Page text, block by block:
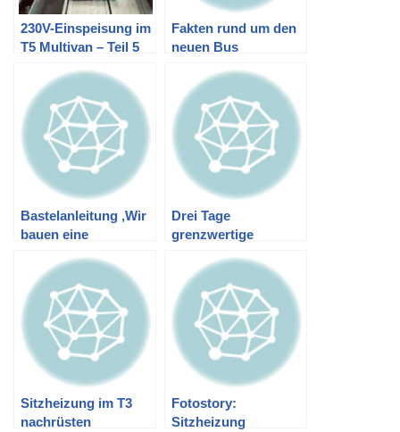
230V-Einspeisung im
T5 Multivan – Teil 5
Innenraum)
Fakten rund um den
neuen Bus
Bastelanleitung ‚Wir
bauen eine
T3 ein‘
Drei Tage
grenzwertige
Sitzheizung im T3
nachrüsten
Fotostory:
Sitzheizung